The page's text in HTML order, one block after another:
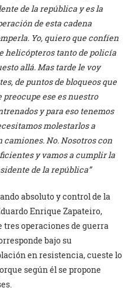
de la república y es la
de esta cadena
Yo, quiero que confíen
helicópteros tanto de policía
allá. Mas tarde le voy
de puntos de bloqueos que
preocupe ese es nuestro
y para eso tenemos
molestarlos a
camiones. No. Nosotros con
y vamos a cumplir la
de la república”
absoluto y control de la
Enrique Zapateiro,
tres operaciones de guerra
bajo su
en resistencia, cueste lo
según él se propone